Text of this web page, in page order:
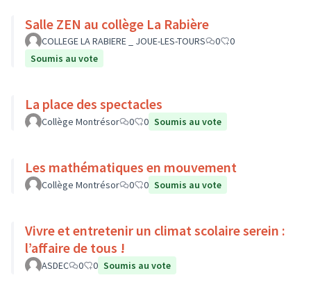
Salle ZEN au collège La Rabière
COLLEGE LA RABIERE _ JOUE-LES-TOURS 0
0
Soumis au vote
La place des spectacles
Collège Montrésor 0 0 Soumis au vote
Les mathématiques en mouvement
Collège Montrésor 0 0 Soumis au vote
Vivre et entretenir un climat scolaire serein :
l’affaire de tous !
ASDEC 0 0 Soumis au vote